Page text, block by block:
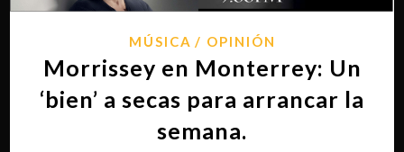
MÚSICA OPINIÓN
Morrissey en Monterrey: Un
‘bien’ a secas para arrancar la
semana.